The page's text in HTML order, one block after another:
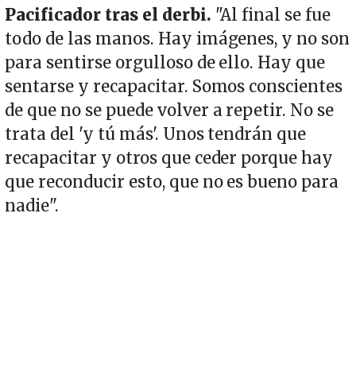
Pacificador tras el derbi. "Al final se fue
todo de las manos. Hay imágenes, y no son
para sentirse orgulloso de ello. Hay que
sentarse y recapacitar. Somos conscientes
de que no se puede volver a repetir. No se
trata del 'y tú más'. Unos tendrán que
recapacitar y otros que ceder porque hay
que reconducir esto, que no es bueno para
nadie".